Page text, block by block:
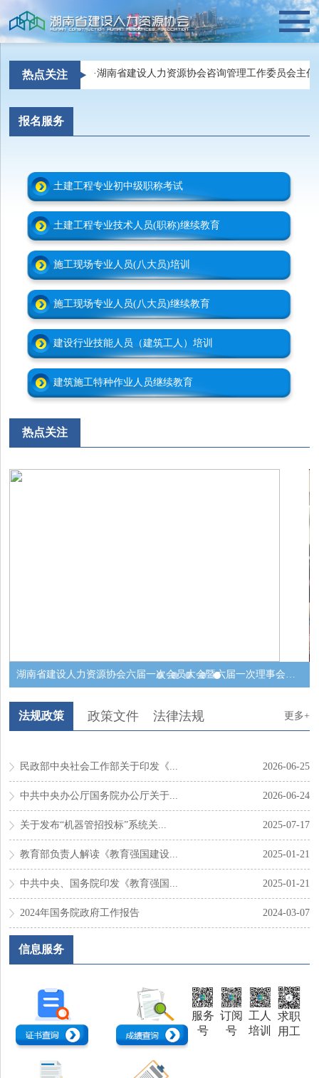
热点关注 ·湖南省建设人力资源协会咨询管理工作委员会主
报名服务
土建工程专业初中级职称考试
土建工程专业技术人员(职称)继续教育
施工现场专业人员(八大员)培训
施工现场专业人员(八大员)继续教育
建设行业技能人员（建筑工人）培训
建筑施工特种作业人员继续教育
热点关注
湖南省建设人力资源协会六届一次会员大会暨六届一次理事会在长沙成功召开
法规政策 政策文件 法律法规 更多+
2026-06-25
民政部中央社会工作部关于印发《...
2026-06-24
中共中央办公厅国务院办公厅关于...
2025-07-17
关于发布“机器管招投标”系统关...
2025-01-21
教育部负责人解读《教育强国建设...
2025-01-21
中共中央、国务院印发《教育强国...
2024-03-07
2024年国务院政府工作报告
信息服务
服务
号
订阅
号
工人
培训
求职
用工